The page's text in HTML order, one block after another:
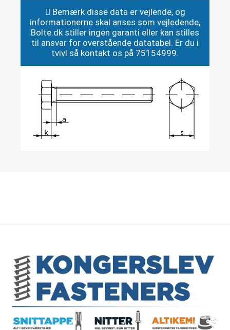
Bemærk disse data er vejlende, og
informationerne skal anses som vejledende,
Bolte.dk stiller ingen garanti eller kan stilles
til ansvar for overstående datatabel. Er du i
tvivl så kontakt os på 75154999.